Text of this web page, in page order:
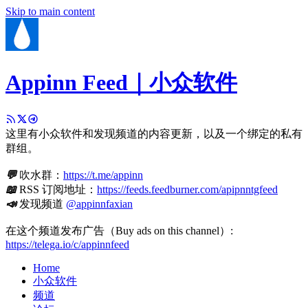
Skip to main content
Appinn Feed｜小众软件
这里有小众软件和发现频道的内容更新，以及一个绑定的私有
群组。
💬吹水群： https://t.me/appinn
📖RSS 订阅地址： https://feeds.feedburner.com/apipnntgfeed
📣发现频道 @appinnfaxian
在这个频道发布广告（Buy ads on this channel）:
https://telega.io/c/appinnfeed
Home
小众软件
频道